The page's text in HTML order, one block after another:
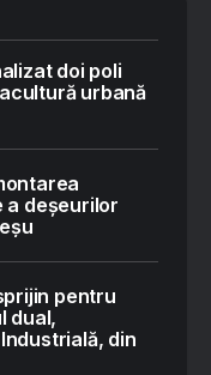
doi poli
urbană
a deșeurilor
pentru
dual,
din